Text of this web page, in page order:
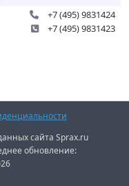
+7 (495) 9831424
+7 (495) 9831423
сайта Sprax.ru
обновление: